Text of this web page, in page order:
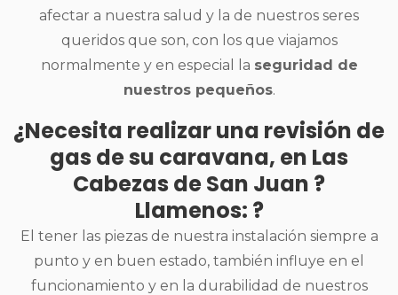
afectar a nuestra salud y la de nuestros seres
queridos que son, con los que viajamos
normalmente y en especial la seguridad de
nuestros pequeños.
¿Necesita realizar una revisión de
gas de su caravana, en Las
Cabezas de San Juan ?
Llamenos: ?
El tener las piezas de nuestra instalación siempre a
punto y en buen estado, también influye en el
funcionamiento y en la durabilidad de nuestros